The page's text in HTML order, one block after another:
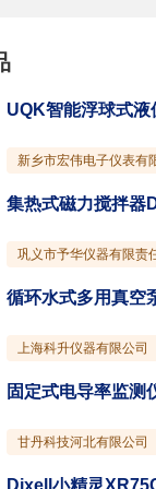
新乡市宏伟电子仪表有
巩义市予华仪器有限责
上海科升仪器有限公司
固定式电导率监测
甘丹科技河北有限公司